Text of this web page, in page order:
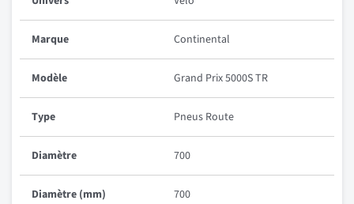
Marque Continental
Modèle Grand Prix 5000S TR
Type Pneus Route
Diamètre 700
Diamètre (mm) 700